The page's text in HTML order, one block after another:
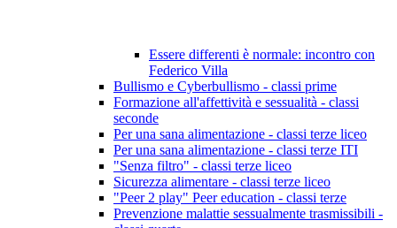
Essere differenti è normale: incontro con
Federico Villa
Bullismo e Cyberbullismo - classi prime
Formazione all'affettività e sessualità - classi
seconde
Per una sana alimentazione - classi terze liceo
Per una sana alimentazione - classi terze ITI
"Senza filtro" - classi terze liceo
Sicurezza alimentare - classi terze liceo
"Peer 2 play" Peer education - classi terze
Prevenzione malattie sessualmente trasmissibili -